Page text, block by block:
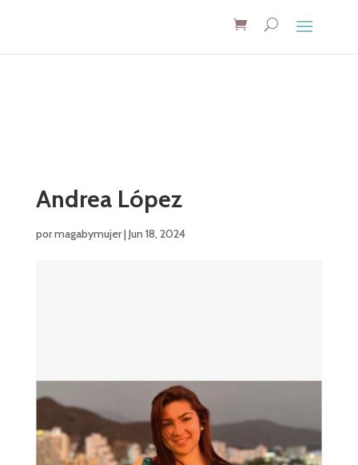
Andrea López
pormagabymujer|Jun 18, 2024